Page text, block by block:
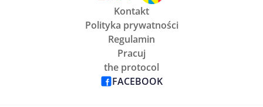
Kontakt
Polityka prywatności
Regulamin
Pracuj
the protocol
FACEBOOK